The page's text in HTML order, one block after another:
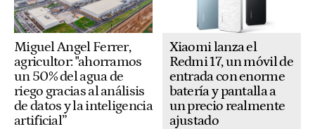
Miguel Angel Ferrer,
agricultor: "ahorramos
un 50% del agua de
riego gracias al análisis
de datos y la inteligencia
artificial”
Xiaomi lanza el
Redmi 17, un móvil de
entrada con enorme
batería y pantalla a
un precio realmente
ajustado